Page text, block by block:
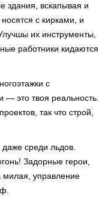
здания, вскапывая и
с кирками, и
их инструменты,
работники кидаются
с
это твоя реальность.
так что строй,
среди льдов.
Задорные герои,
милая, управление